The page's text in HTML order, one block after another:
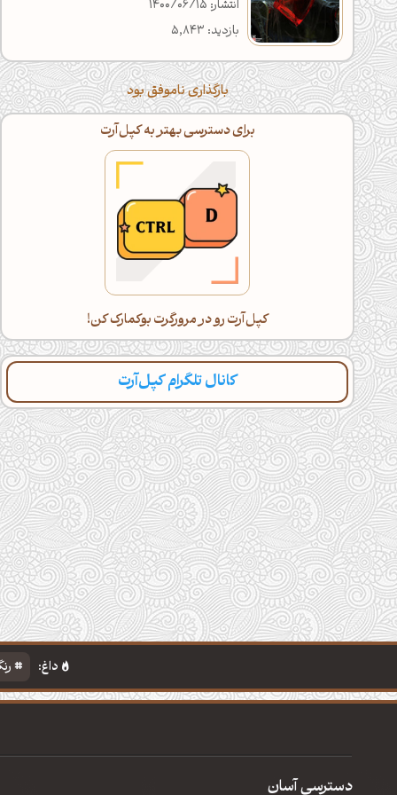
انتشار: 1400/06/15
بازدید: 5,843
بارگذاری ناموفق بود
برای دسترسی بهتر به کپل‌آرت
کپل‌آرت رو در مرورگرت بوکمارک کن!
کانال تلگرام کپل‌آرت
داغ:
دسترسی آسان